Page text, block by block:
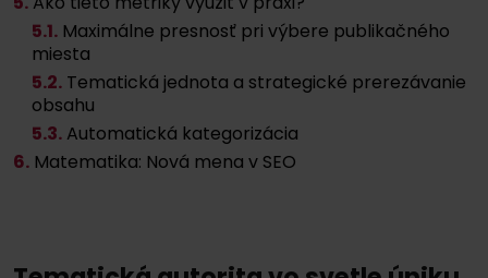
5.1. Maximálne presnosť pri výbere publikačného
miesta
5.2. Tematická jednota a strategické prerezávanie
obsahu
5.3. Automatická kategorizácia
6. Matematika: Nová mena v SEO